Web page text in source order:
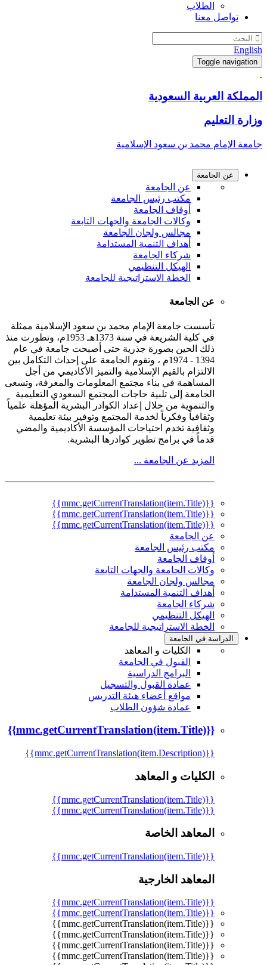
الطلاب
تواصل معنا
English
Toggle navigation
المملكة العربية السعودية
وزارة التعليم
جامعة الإمام محمد بن سعود الإسلامية
عن الجامعة
عن الجامعة
مكتب رئيس الجامعة
أوقاف الجامعة
وكالات الجامعة والجهات التابعة
مجالس ولجان الجامعة
أهداف التنمية المستدامة
شركاء الجامعة
الهيكل التنظيمي
الخطة الاستراتيجية للجامعة
عن الجامعة
تأسست جامعة الإمام محمد بن سعود الإسلامية ممثلة
في كلية الشريعة في سنة 1373هـ 1953م، وتطورت منذ
ذلك الحين بصورة جذرية حتى أصبحت جامعة في عام
1394 - 1974م ، وتقوم الجامعة على إحداث التكامل بين
الالتزام بالقيم الإسلامية والتميز الأكاديمي من أجل
المساهمة في بناء مجتمع المعلومات والمعرفة، وتسعى
الجامعة إلى تلبية حاجات المجتمع السعودي التعليمية
والتنموية من خلال إعداد الكوادر البشرية المؤهلة علمياً
وثقافياً وفكرياً لخدمة المجتمع وتوفير بيئة تعليمية
وثقافية تخدم احتياجات المؤسسة الأكاديمية والمضي
قدماً في برامج تطوير كوادرها البشرية.
المزيد عن الجامعة ...
{{mmc.getCurrentTranslation(item.Title)}}
{{mmc.getCurrentTranslation(item.Title)}}
{{mmc.getCurrentTranslation(item.Title)}}
عن الجامعة
مكتب رئيس الجامعة
أوقاف الجامعة
وكالات الجامعة والجهات التابعة
مجالس ولجان الجامعة
أهداف التنمية المستدامة
شركاء الجامعة
الهيكل التنظيمي
الخطة الاستراتيجية للجامعة
الدراسة في الجامعة
الكليات و المعاهد
القبول في الجامعة
البرامج الدراسية
عمادة القبول والتسجيل
مواقع أعضاء هيئة التدريس
عمادة شؤون الطلاب
{{mmc.getCurrentTranslation(item.Title)}}
{{mmc.getCurrentTranslation(item.Description)}}
الكليات و المعاهد
{{mmc.getCurrentTranslation(item.Title)}}
{{mmc.getCurrentTranslation(item.Title)}}
المعاهد الخاصة
{{mmc.getCurrentTranslation(item.Title)}}
المعاهد الخارجية
{{mmc.getCurrentTranslation(item.Title)}}
{{mmc.getCurrentTranslation(item.Title)}}
{{mmc.getCurrentTranslation(item.Title)}}
{{mmc.getCurrentTranslation(item.Title)}}
{{mmc.getCurrentTranslation(item.Title)}}
{{mmc.getCurrentTranslation(item.Title)}}